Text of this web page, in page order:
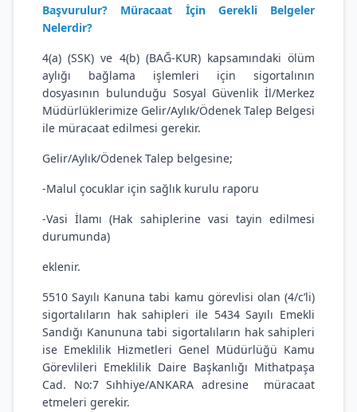
Başvurulur? Müracaat İçin Gerekli Belgeler
Nelerdir?
4(a) (SSK) ve 4(b) (BAĞ-KUR) kapsamındaki ölüm
aylığı bağlama işlemleri için sigortalının
dosyasının bulunduğu Sosyal Güvenlik İl/Merkez
Müdürlüklerimize Gelir/Aylık/Ödenek Talep Belgesi
ile müracaat edilmesi gerekir.
Gelir/Aylık/Ödenek Talep belgesine;
-Malul çocuklar için sağlık kurulu raporu
-Vasi İlamı (Hak sahiplerine vasi tayin edilmesi
durumunda)
eklenir.
5510 Sayılı Kanuna tabi kamu görevlisi olan (4/c’li)
sigortalıların hak sahipleri ile 5434 Sayılı Emekli
Sandığı Kanununa tabi sigortalıların hak sahipleri
ise Emeklilik Hizmetleri Genel Müdürlüğü Kamu
Görevlileri Emeklilik Daire Başkanlığı Mithatpaşa
Cad. No:7 Sıhhiye/ANKARA adresine müracaat
etmeleri gerekir.